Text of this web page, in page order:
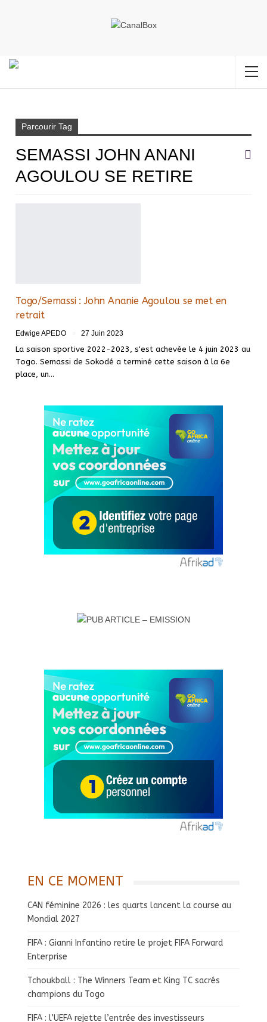
Parcourir Tag
SEMASSI JOHN ANANI
AGOULOU SE RETIRE
Togo/Semassi : John Ananie Agoulou se met en
retrait
Edwige APEDO 27 Juin 2023
La saison sportive 2022-2023, s'est achevée le 4 juin 2023 au
Togo. Semassi de Sokodé a terminé cette saison à la 6e
place, un…
EN CE MOMENT
CAN féminine 2026 : les quarts lancent la course au
Mondial 2027
FIFA : Gianni Infantino retire le projet FIFA Forward
Enterprise
Tchoukball : The Winners Team et King TC sacrés
champions du Togo
FIFA : l’UEFA rejette l’entrée des investisseurs